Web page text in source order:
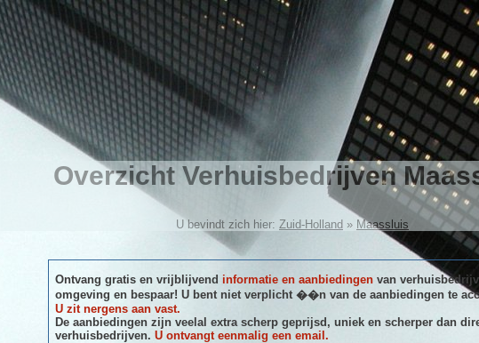
Overzicht Verhuisbedrijven
U bevindt zich hier: Zuid-Holland » Maassluis
Ontvang gratis en vrijblijvend informatie en aanbiedingen van
omgeving en bespaar! U bent niet verplicht ��n van de aanbiedingen te
U zit nergens aan vast.
De aanbiedingen zijn veelal extra scherp geprijsd, uniek en scherper dan
verhuisbedrijven. U ontvangt eenmalig een email.